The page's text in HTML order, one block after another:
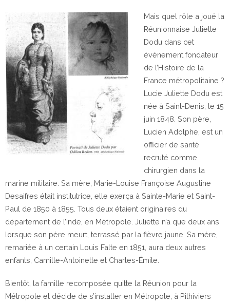
Mais quel rôle a joué la
Réunionnaise Juliette
Dodu dans cet
événement fondateur
de l’Histoire de la
France métropolitaine ?
Lucie Juliette Dodu est
née à Saint-Denis, le 15
juin 1848. Son père,
Lucien Adolphe, est un
officier de santé
recruté comme
chirurgien dans la
marine militaire. Sa mère, Marie-Louise Françoise Augustine
Desaifres était institutrice, elle exerça à Sainte-Marie et Saint-
Paul de 1850 à 1855. Tous deux étaient originaires du
département de l’Inde, en Métropole. Juliette n’a que deux ans
lorsque son père meurt, terrassé par la fièvre jaune. Sa mère,
remariée à un certain Louis Falte en 1851, aura deux autres
enfants, Camille-Antoinette et Charles-Émile.
Bientôt, la famille recomposée quitte la Réunion pour la
Métropole et décide de s’installer en Métropole, à Pithiviers